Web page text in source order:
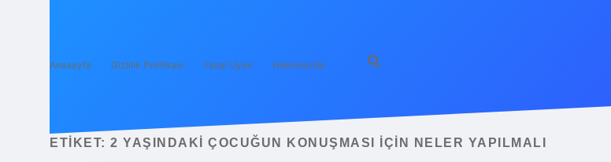
Anasayfa Gizlilik Politikası Yasal Uyarı Hakkımızda
ETIKET: 2 YAŞINDAKI ÇOCUĞUN KONUŞMASI IÇIN NELER YAPILMALI